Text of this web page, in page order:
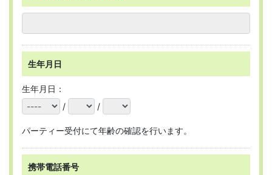
生年月日
生年月日：
/
/
パーティー受付にて年齢の確認を行います。
携帯電話番号